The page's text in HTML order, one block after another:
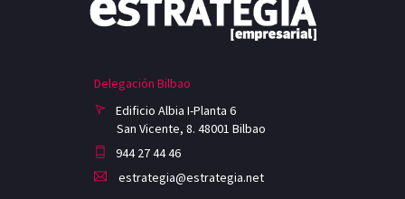
Delegación Bilbao
Edificio Albia I-Planta 6
San Vicente, 8. 48001 Bilbao
944 27 44 46
estrategia@estrategia.net